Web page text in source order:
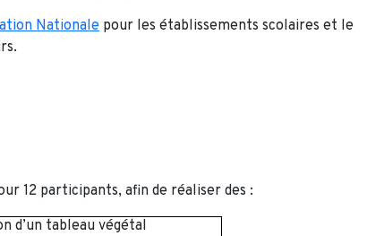
Nationale pour les établissements scolaires et le
12 participants, afin de réaliser des :
d’un tableau végétal